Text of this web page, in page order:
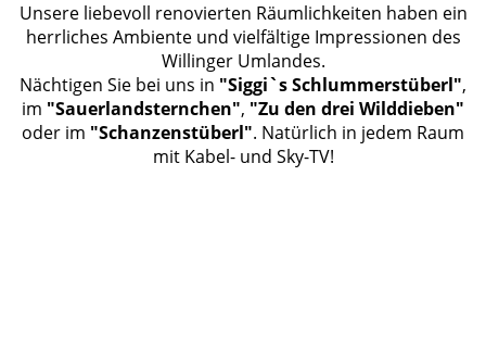
Unsere liebevoll renovierten Räumlichkeiten haben ein
herrliches Ambiente und vielfältige Impressionen des
Willinger Umlandes.
Nächtigen Sie bei uns in "Siggi`s Schlummerstüberl",
im "Sauerlandsternchen", "Zu den drei Wilddieben"
oder im "Schanzenstüberl". Natürlich in jedem Raum
mit Kabel- und Sky-TV!